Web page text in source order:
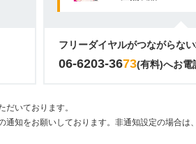
フリーダイヤルがつながらな
06-6203-3673(有料)へお電
いております。
知をお願いしております。非通知設定の場合は